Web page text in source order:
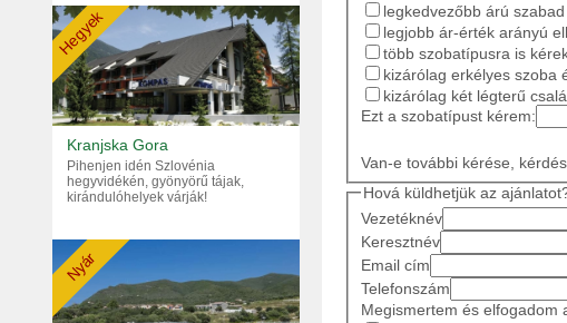
Hegyek
Kranjska Gora
Pihenjen idén Szlovénia
hegyvidékén, gyönyörű tájak,
kirándulóhelyek várják!
Nyár
legkedvezőbb árú
legjobb ár-érték arányú
több szobatípusra is
kizárólag erkélyes szoba
kizárólag két légterű
Ezt a szobatípust kérem:
Van-e további kérése,
Hová küldhetjük az
Vezetéknév
Keresztnév
Email cím
Telefonszám
Megismertem és elfogadom